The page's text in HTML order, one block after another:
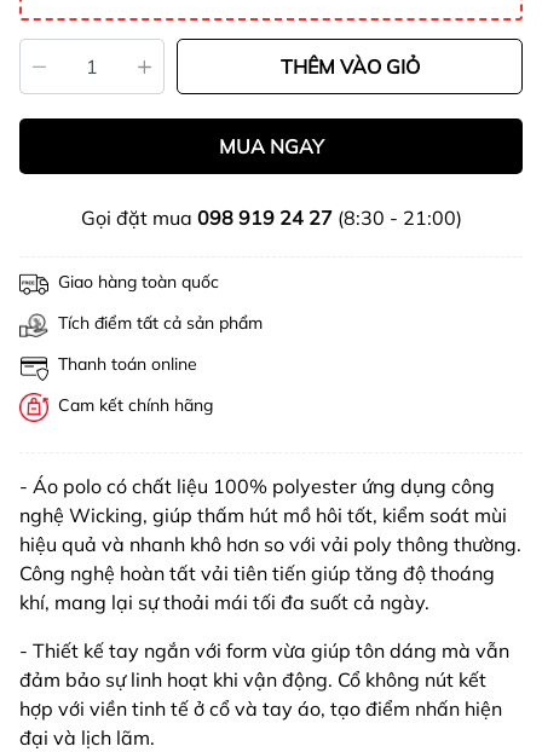
THÊM VÀO GIỎ
MUA NGAY
Gọi đặt mua 098 919 24 27(8:30 - 21:00)
Giao hàng toàn quốc
Tích điểm tất cả sản phẩm
Thanh toán online
Cam kết chính hãng
- Áo polo có chất liệu 100% polyester ứng dụng công
nghệ Wicking, giúp thấm hút mồ hôi tốt, kiểm soát mùi
hiệu quả và nhanh khô hơn so với vải poly thông thường.
Công nghệ hoàn tất vải tiên tiến giúp tăng độ thoáng
khí, mang lại sự thoải mái tối đa suốt cả ngày.
- Thiết kế tay ngắn với form vừa giúp tôn dáng mà vẫn
đảm bảo sự linh hoạt khi vận động. Cổ không nút kết
hợp với viền tinh tế ở cổ và tay áo, tạo điểm nhấn hiện
đại và lịch lãm.